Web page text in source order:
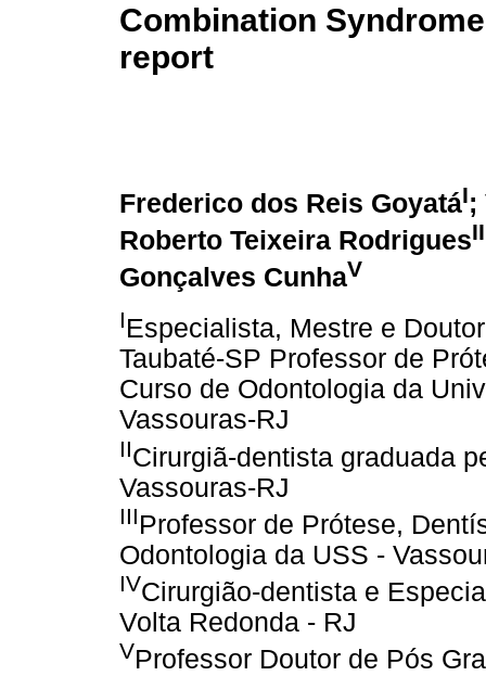
Combination
report
Frederico dos Reis GoyatáI;
Roberto Teixeira Rodrigues
Gonçalves CunhaV
IEspecialista, Mestre e
Taubaté-SP Professor de
Curso de Odontologia da
Vassouras-RJ
IICirurgiã-dentista graduada
Vassouras-RJ
IIIProfessor de Prótese,
Odontologia da USS -
IVCirurgião-dentista e
Volta Redonda - RJ
VProfessor Doutor de Pós